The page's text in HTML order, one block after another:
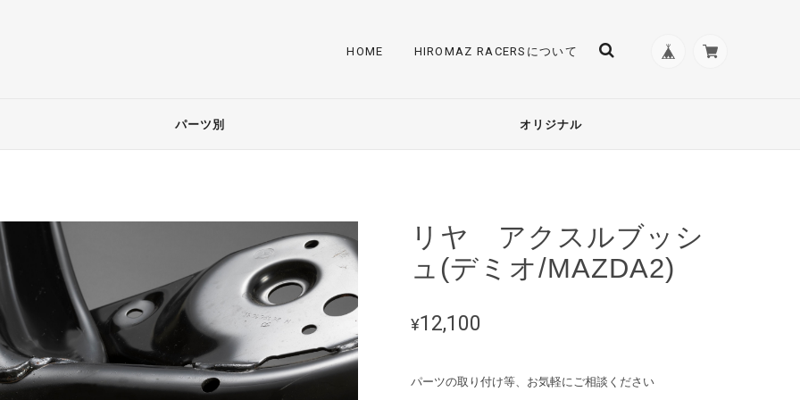
HOME HIROMAZ RACERSについて
パーツ別 オリジナル
リヤ アクスルブッシ
ュ(デミオ/MAZDA2)
¥12,100
パーツの取り付け等、お気軽にご相談ください